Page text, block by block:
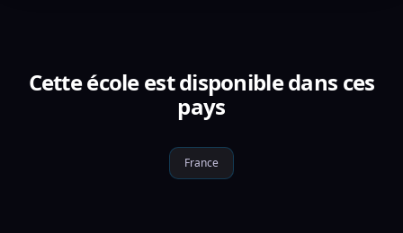
Cette école est disponible dans ces
pays
France